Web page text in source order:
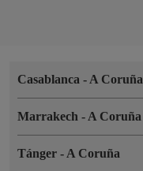
Casablanca - A Coruña
Marrakech - A Coruña
Tánger - A Coruña